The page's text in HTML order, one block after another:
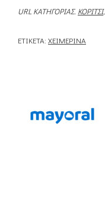
URL ΚΑΤΗΓΟΡΊΑΣ. ΚΟΡΊΤΣΙ,
ΕΤΙΚΈΤΑ: ΧΕΙΜΕΡΙΝΆ